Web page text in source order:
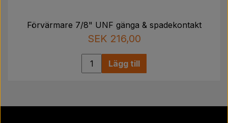
Förvärmare 7/8" UNF gänga & spadekontakt
SEK 216,00
Lägg till